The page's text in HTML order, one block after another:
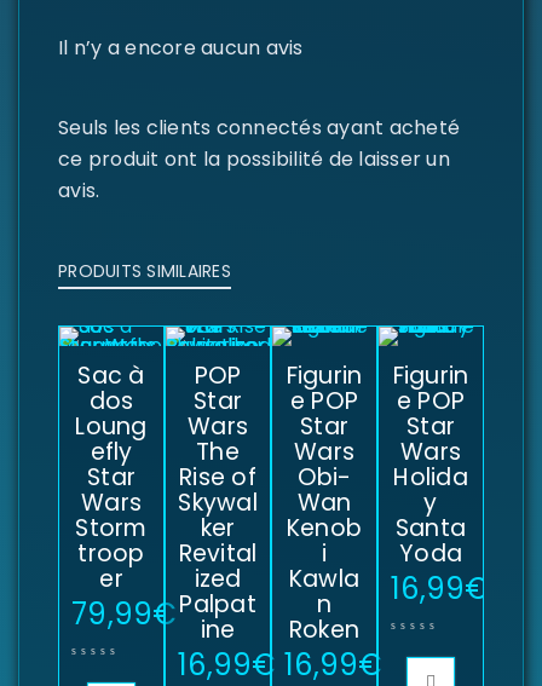
Il n’y a encore aucun avis
Seuls les clients connectés ayant acheté
ce produit ont la possibilité de laisser un
avis.
PRODUITS SIMILAIRES
Sac à
dos
Loung
efly
Star
Wars
Storm
troop
er
79,99€
POP
Star
Wars
The
Rise of
Skywal
ker
Revital
ized
Palpat
ine
16,99€
Figurin
e POP
Star
Wars
Obi-
Wan
Kenob
i
Kawla
n
Roken
16,99€
Figurin
e POP
Star
Wars
Holida
y
Santa
Yoda
16,99€